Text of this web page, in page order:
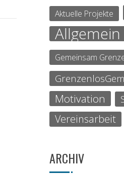
Aktuelle Projekte
Allgemein
Gemeinsam
Motivation
Vereinsarbeit
ARCHIV